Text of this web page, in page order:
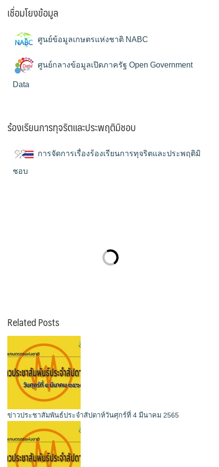
เชื่อมโยงข้อมูล
ศูนย์ข้อมูลเกษตรแห่งชาติ NABC
ศูนย์กลางข้อมูลเปิดภาครัฐ Open Government
Data
ร้องเรียนการทุจริตและประพฤติมิชอบ
การจัดการเรื่องร้องเรียนการทุจริตและประพฤติมิ
ชอบ
Related Posts
ข่าวประชาสัมพันธ์ประจำสัปดาห์วันศุกร์ที่ 4 มีนาคม 2565